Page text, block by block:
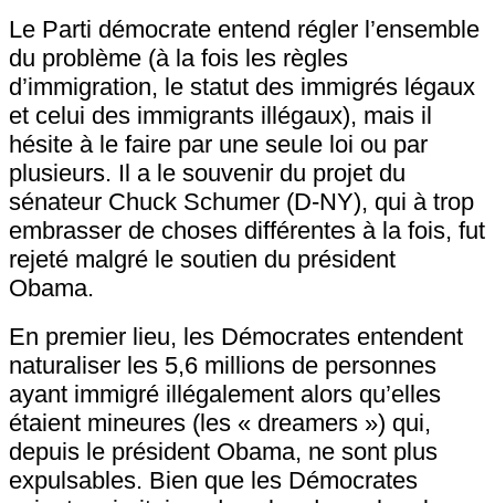
Le Parti démocrate entend régler l’ensemble
du problème (à la fois les règles
d’immigration, le statut des immigrés légaux
et celui des immigrants illégaux), mais il
hésite à le faire par une seule loi ou par
plusieurs. Il a le souvenir du projet du
sénateur Chuck Schumer (D-NY), qui à trop
embrasser de choses différentes à la fois, fut
rejeté malgré le soutien du président
Obama.
En premier lieu, les Démocrates entendent
naturaliser les 5,6 millions de personnes
ayant immigré illégalement alors qu’elles
étaient mineures (les « dreamers ») qui,
depuis le président Obama, ne sont plus
expulsables. Bien que les Démocrates